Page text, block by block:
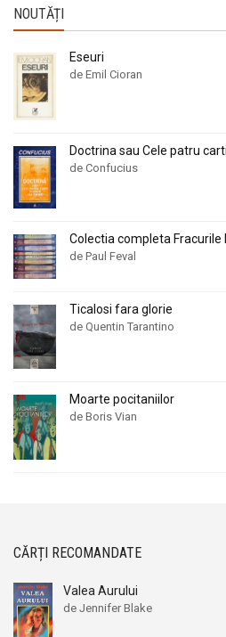
NOUTĂȚI
Eseuri
de Emil Cioran
Doctrina sau Cele patru
de Confucius
Colectia completa Fracurile
de Paul Feval
Ticalosi fara glorie
de Quentin Tarantino
Moarte pocitaniilor
de Boris Vian
CĂRȚI RECOMANDATE
Valea Aurului
de Jennifer Blake